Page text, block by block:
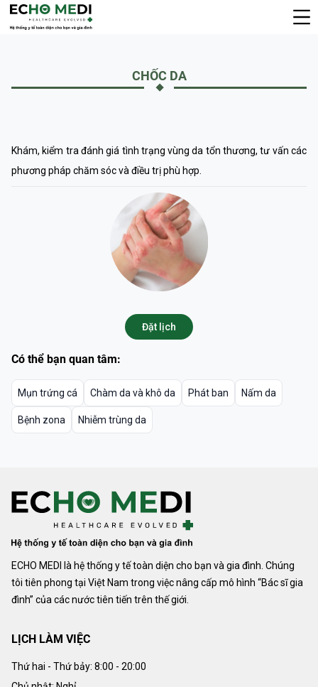
CHỐC DA
Khám, kiểm tra đánh giá tình trạng vùng da tổn thương, tư vấn các
phương pháp chăm sóc và điều trị phù hợp.
Đặt lịch
Có thể bạn quan tâm:
Mụn trứng cá Chàm da và khô da Phát ban Nấm da
Bệnh zona Nhiễm trùng da
ECHO MEDI là hệ thống y tế toàn diện cho bạn và gia đình. Chúng
tôi tiên phong tại Việt Nam trong việc nâng cấp mô hình “Bác sĩ gia
đình” của các nước tiên tiến trên thế giới.
LỊCH LÀM VIỆC
Thứ hai - Thứ bảy: 8:00 - 20:00